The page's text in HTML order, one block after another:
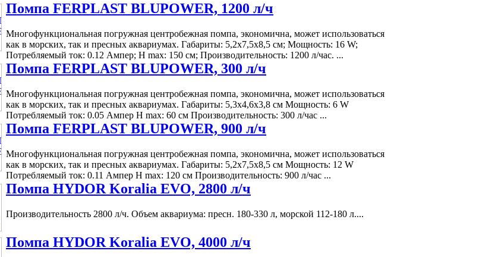
Помпа FERPLAST BLUPOWER, 1200 л/ч
Многофункциональная погружная центробежная помпа, экономична, может использоваться
как в морских, так и пресных аквариумах. Габариты: 5,2x7,5x8,5 см; Мощность: 16 W;
Потребляемый ток: 0.12 Ампер; H max: 150 см; Производительность: 1200 л/час. ...
Помпа FERPLAST BLUPOWER, 300 л/ч
Многофункциональная погружная центробежная помпа, экономична, может использоваться
как в морских, так и пресных аквариумах. Габариты: 5,3x4,6x3,8 см Мощность: 6 W
Потребляемый ток: 0.05 Ампер H max: 60 см Производительность: 300 л/час ...
Помпа FERPLAST BLUPOWER, 900 л/ч
Многофункциональная погружная центробежная помпа, экономична, может использоваться
как в морских, так и пресных аквариумах. Габариты: 5,2x7,5x8,5 см Мощность: 12 W
Потребляемый ток: 0.11 Ампер H max: 120 см Производительность: 900 л/час ...
Помпа HYDOR Koralia EVO, 2800 л/ч
Производительность 2800 л/ч. Объем аквариума: пресн. 180-330 л, морской 112-180 л....
Помпа HYDOR Koralia EVO, 4000 л/ч